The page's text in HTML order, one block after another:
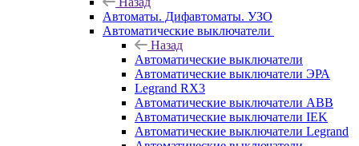
Автоматы. Дифавтоматы. УЗО
Автоматические выключатели
Назад
Автоматические выключатели
Автоматические выключатели ЭРА
Legrand RX3
Автоматические выключатели ABB
Автоматические выключатели IEK
Автоматические выключатели Legrand